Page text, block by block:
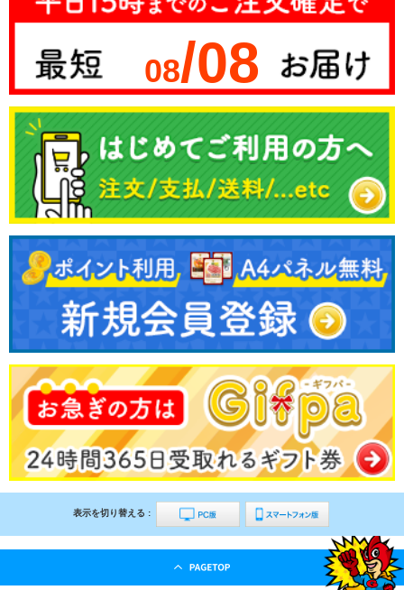
08/08
表示を切り替える :